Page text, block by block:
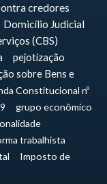
credores
Domicílio Judicial
(CBS)
pejotização
sobre Bens e
Constitucional nº
grupo econômico
trabalhista
Imposto de